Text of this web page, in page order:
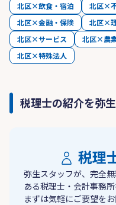
北区×飲食・宿泊
北区×
北区×金融・保険
北区×
北区×サービス
北区×農
北区×特殊法人
税理士の紹介を弥
税理
弥生スタッフが、完全
ある税理士・会計事務所
まずは気軽にご要望をお